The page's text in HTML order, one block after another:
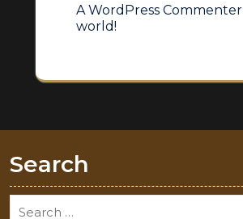
A WordPress Commenter
world!
Search